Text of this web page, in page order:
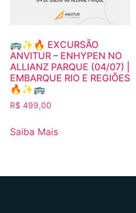
🚌✨🔥 EXCURSÃO
ANVITUR – ENHYPEN NO
ALLIANZ PARQUE (04/07) |
EMBARQUE RIO E REGIÕES
🔥✨🚌
R$ 499,00
Saiba Mais